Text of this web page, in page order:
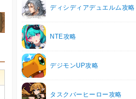
ディシディアデュエルム攻略
NTE攻略
デジモンUP攻略
タスクバーヒーロー攻略